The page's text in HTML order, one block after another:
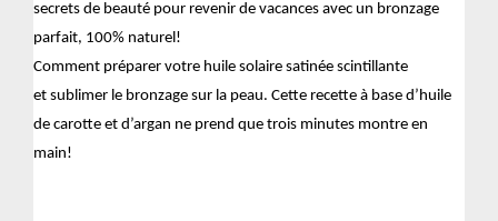
secrets de beauté pour revenir de vacances avec un bronzage
parfait, 100% naturel!
Comment préparer votre huile solaire satinée scintillante
et sublimer le bronzage sur la peau. Cette recette à base d’huile
de carotte et d’argan ne prend que trois minutes montre en
main!